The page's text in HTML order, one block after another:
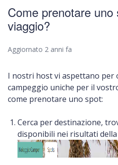
Come prenotare
viaggio?
Aggiornato 2 anni fa
I nostri host vi aspettano per
campeggio uniche per il
come prenotare uno spot:
Cerca per destinazione,
disponibili nei risultati della